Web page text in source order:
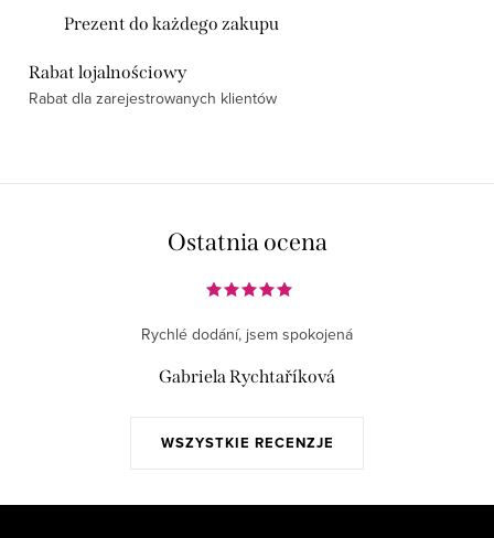
Prezent do każdego zakupu
Rabat lojalnościowy
Rabat dla zarejestrowanych klientów
Ostatnia ocena
WSZYSTKIE RECENZJE
Rychlé dodání, jsem spokojená
Gabriela Rychtaříková